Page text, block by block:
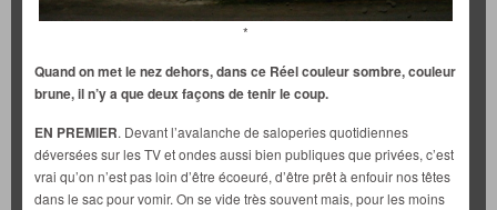
*
Quand on met le nez dehors, dans ce Réel couleur sombre, couleur
brune, il n’y a que deux façons de tenir le coup.
EN PREMIER. Devant l’avalanche de saloperies quotidiennes
déversées sur les TV et ondes aussi bien publiques que privées, c’est
vrai qu’on n’est pas loin d’être écoeuré, d’être prêt à enfouir nos têtes
dans le sac pour vomir. On se vide très souvent mais, pour les moins